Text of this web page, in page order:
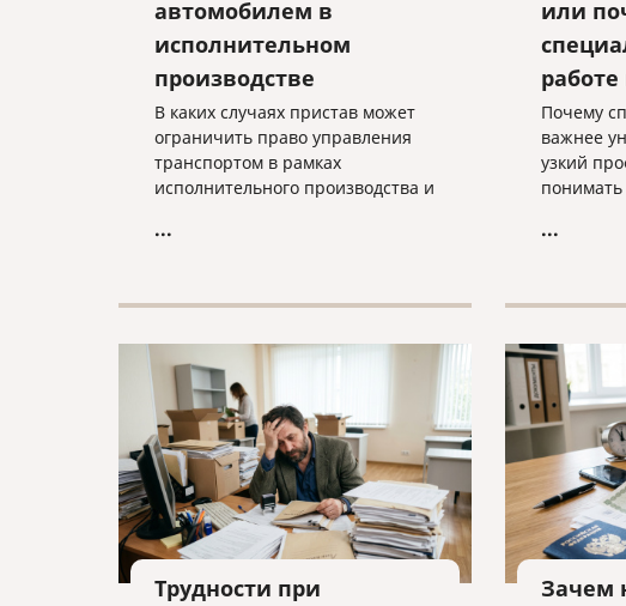
автомобилем в
исполнительном
производстве
В каких случаях пристав может
ограничить право управления
транспортом в рамках
исполнительного производства и
законно — разъясняем
...
или
Почему
важнее
узкий
понимать
...
Трудности при
Зачем